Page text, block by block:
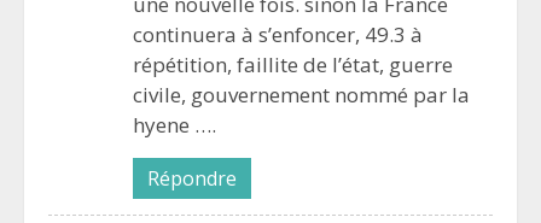
continuera à s’enfoncer, 49.3 à
répétition, faillite de l’état, guerre
civile, gouvernement nommé par la
hyene ….
Répondre